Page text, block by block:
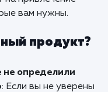
: Если ваш
типе клиентов
трафик"
в